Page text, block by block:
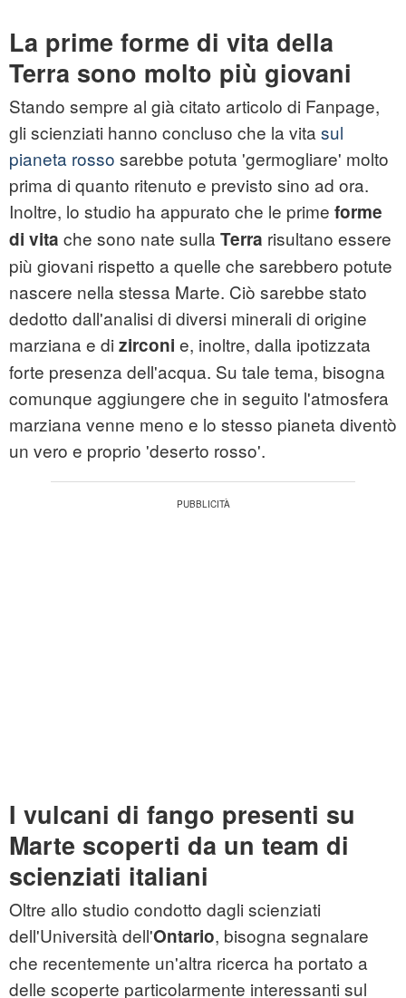
La prime forme di vita della
Terra sono molto più giovani
Stando sempre al già citato articolo di Fanpage,
gli scienziati hanno concluso che la vita sul
pianeta rosso sarebbe potuta 'germogliare' molto
prima di quanto ritenuto e previsto sino ad ora.
Inoltre, lo studio ha appurato che le prime forme
di vita che sono nate sulla Terra risultano essere
più giovani rispetto a quelle che sarebbero potute
nascere nella stessa Marte. Ciò sarebbe stato
dedotto dall'analisi di diversi minerali di origine
marziana e di zirconi e, inoltre, dalla ipotizzata
forte presenza dell'acqua. Su tale tema, bisogna
comunque aggiungere che in seguito l'atmosfera
marziana venne meno e lo stesso pianeta diventò
un vero e proprio 'deserto rosso'.
I vulcani di fango presenti su
Marte scoperti da un team di
scienziati italiani
Oltre allo studio condotto dagli scienziati
dell'Università dell'Ontario, bisogna segnalare
che recentemente un'altra ricerca ha portato a
delle scoperte particolarmente interessanti sul